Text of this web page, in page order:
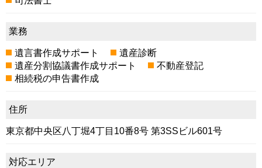
業務
遺言書作成サポート
遺産診断
遺産分割協議書作成サポート
不動産登記
相続税の申告書作成
住所
東京都中央区八丁堀4丁目10番8号 第3SSビル601号
対応エリア